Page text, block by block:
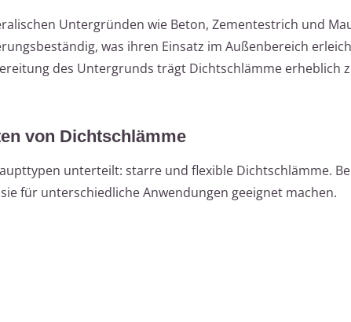
Untergründen wie Beton, Zementestrich und
was ihren Einsatz im Außenbereich
des Untergrunds trägt Dichtschlämme erheblich
von Dichtschlämme
unterteilt: starre und flexible Dichtschlämme.
für unterschiedliche Anwendungen geeignet machen.